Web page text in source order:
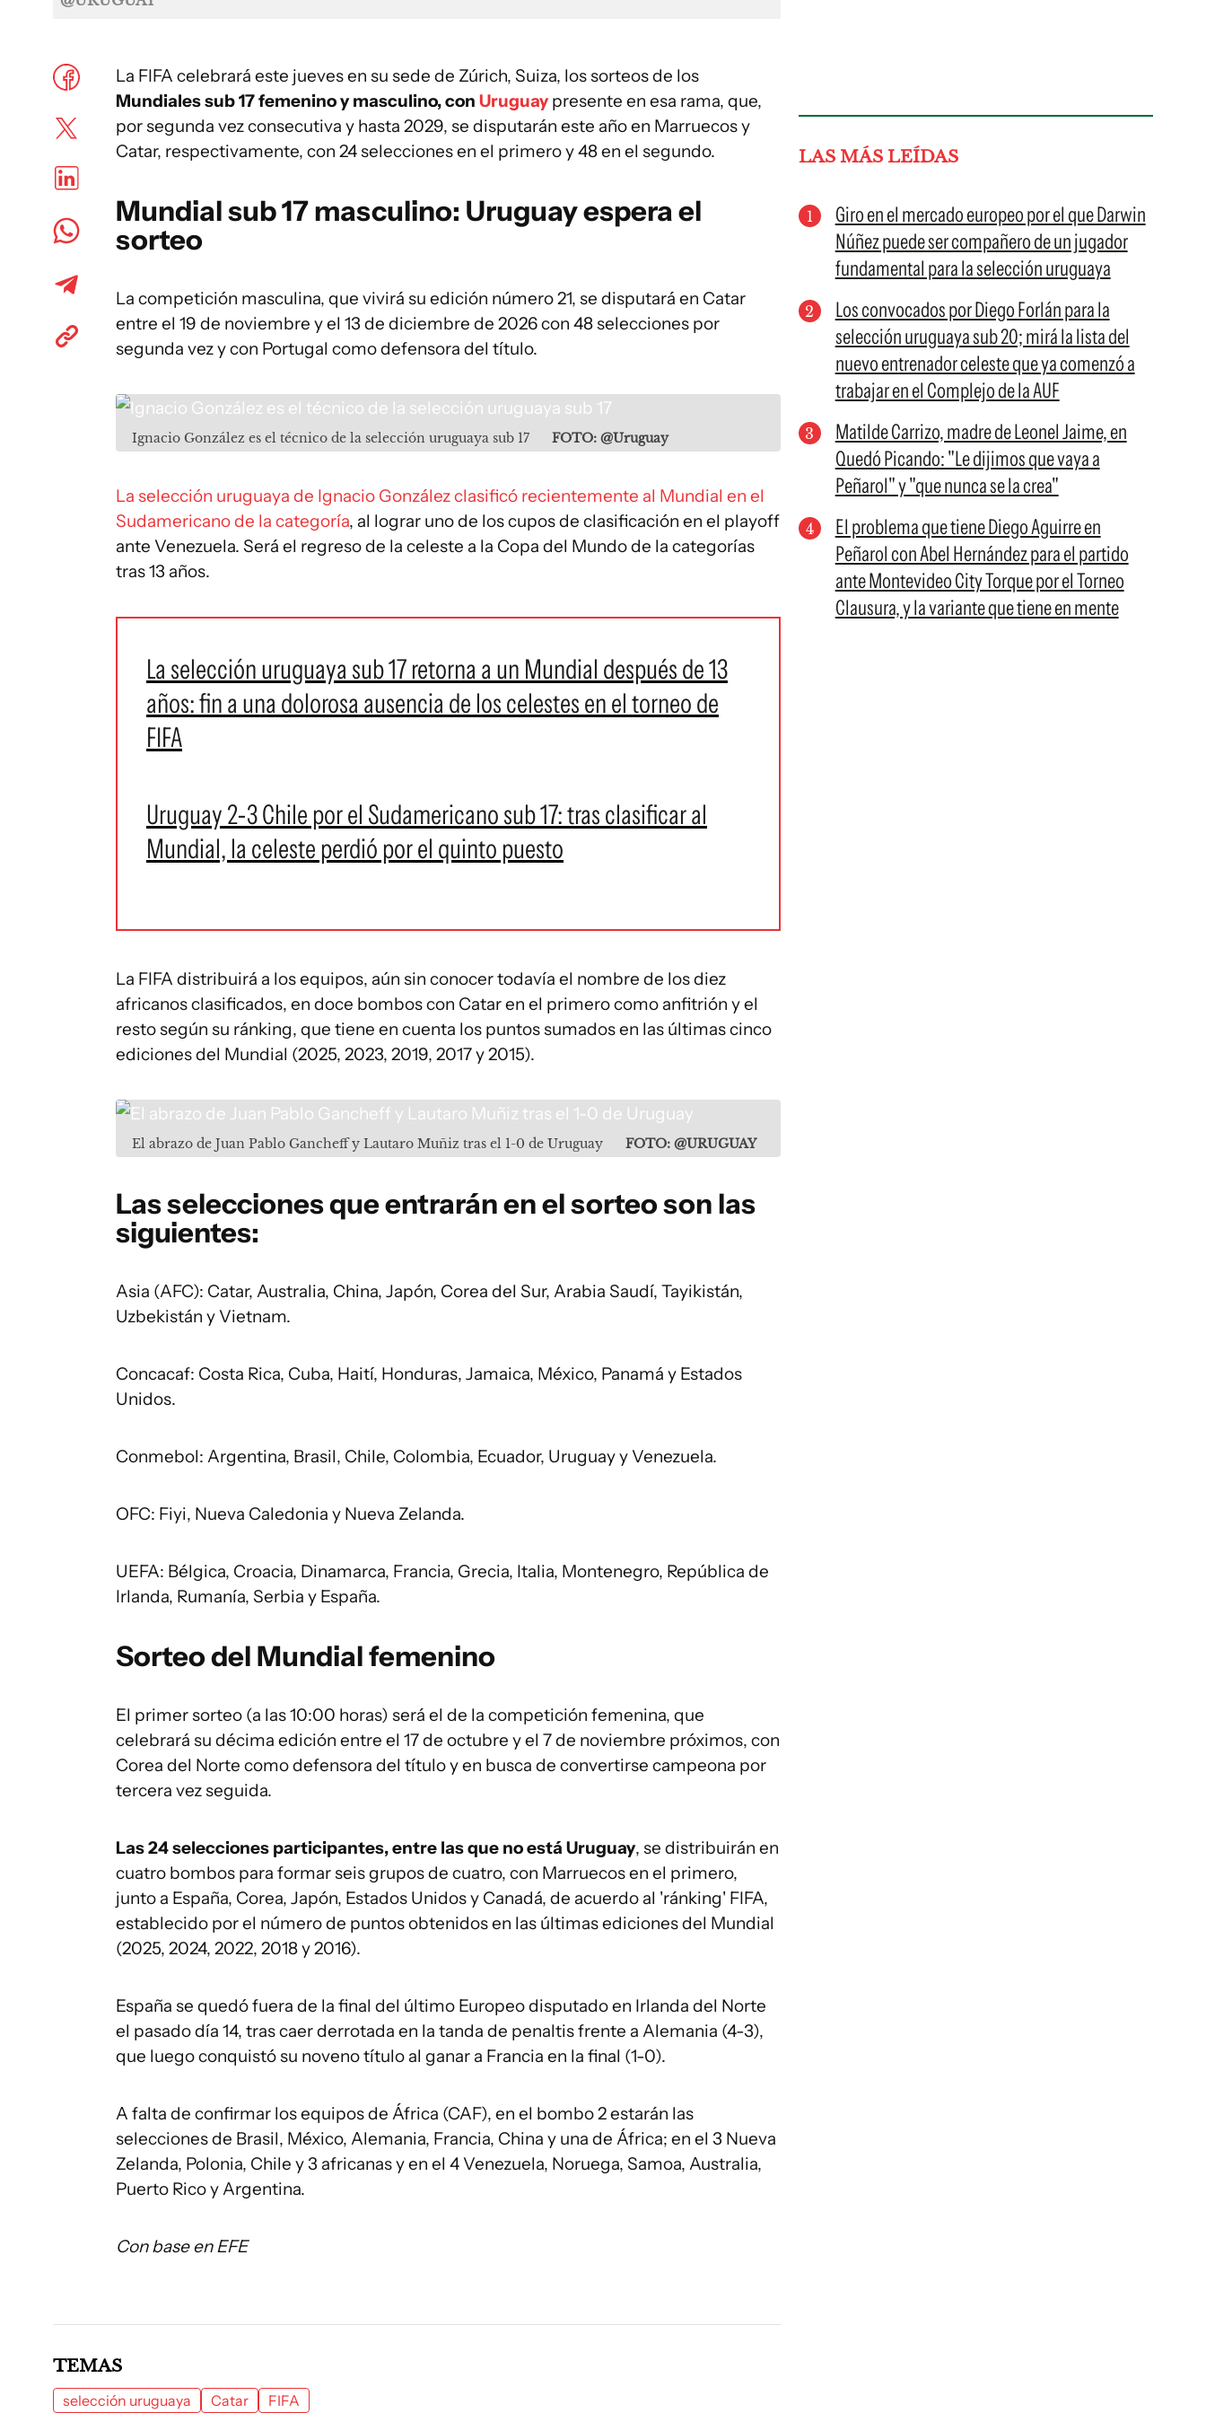
La FIFA celebrará este jueves en su sede de Zúrich, Suiza, los sorteos de los
Mundiales sub 17 femenino y masculino, con Uruguaypresente en esa rama, que,
por segunda vez consecutiva y hasta 2029, se disputarán este año en Marruecos y
Catar, respectivamente, con 24 selecciones en el primero y 48 en el segundo.
Mundial sub 17 masculino: Uruguay espera el
sorteo
La competición masculina, que vivirá su edición número 21, se disputará en Catar
entre el 19 de noviembre y el 13 de diciembre de 2026 con 48 selecciones por
segunda vez y con Portugal como defensora del título.
Ignacio González es el técnico de la selección uruguaya sub 17 FOTO: @Uruguay
La selección uruguaya de Ignacio González clasificó recientemente al Mundial en el
Sudamericano de la categoría, al lograr uno de los cupos de clasificación en el playoff
ante Venezuela. Será el regreso de la celeste a la Copa del Mundo de la categorías
tras 13 años.
La selección uruguaya sub 17 retorna a un Mundial después de 13
años: fin a una dolorosa ausencia de los celestes en el torneo de
FIFA
Uruguay 2-3 Chile por el Sudamericano sub 17: tras clasificar al
Mundial, la celeste perdió por el quinto puesto
La FIFA distribuirá a los equipos, aún sin conocer todavía el nombre de los diez
africanos clasificados, en doce bombos con Catar en el primero como anfitrión y el
resto según su ránking, que tiene en cuenta los puntos sumados en las últimas cinco
ediciones del Mundial (2025, 2023, 2019, 2017 y 2015).
El abrazo de Juan Pablo Gancheff y Lautaro Muñiz tras el 1-0 de Uruguay FOTO: @URUGUAY
Las selecciones que entrarán en el sorteo son las
siguientes:
Asia (AFC): Catar, Australia, China, Japón, Corea del Sur, Arabia Saudí, Tayikistán,
Uzbekistán y Vietnam.
Concacaf: Costa Rica, Cuba, Haití, Honduras, Jamaica, México, Panamá y Estados
Unidos.
Conmebol: Argentina, Brasil, Chile, Colombia, Ecuador, Uruguay y Venezuela.
OFC: Fiyi, Nueva Caledonia y Nueva Zelanda.
UEFA: Bélgica, Croacia, Dinamarca, Francia, Grecia, Italia, Montenegro, República de
Irlanda, Rumanía, Serbia y España.
Sorteo del Mundial femenino
El primer sorteo (a las 10:00 horas) será el de la competición femenina, que
celebrará su décima edición entre el 17 de octubre y el 7 de noviembre próximos, con
Corea del Norte como defensora del título y en busca de convertirse campeona por
tercera vez seguida.
Las 24 selecciones participantes, entre las que no está Uruguay, se distribuirán en
cuatro bombos para formar seis grupos de cuatro, con Marruecos en el primero,
junto a España, Corea, Japón, Estados Unidos y Canadá, de acuerdo al 'ránking' FIFA,
establecido por el número de puntos obtenidos en las últimas ediciones del Mundial
(2025, 2024, 2022, 2018 y 2016).
España se quedó fuera de la final del último Europeo disputado en Irlanda del Norte
el pasado día 14, tras caer derrotada en la tanda de penaltis frente a Alemania (4-3),
que luego conquistó su noveno título al ganar a Francia en la final (1-0).
A falta de confirmar los equipos de África (CAF), en el bombo 2 estarán las
selecciones de Brasil, México, Alemania, Francia, China y una de África; en el 3 Nueva
Zelanda, Polonia, Chile y 3 africanas y en el 4 Venezuela, Noruega, Samoa, Australia,
Puerto Rico y Argentina.
Con base en EFE
LAS MÁS LEÍDAS
Giro en el mercado europeo por el que Darwin
Núñez puede ser compañero de un jugador
fundamental para la selección uruguaya
Los convocados por Diego Forlán para la
selección uruguaya sub 20; mirá la lista del
nuevo entrenador celeste que ya comenzó a
trabajar en el Complejo de la AUF
Matilde Carrizo, madre de Leonel Jaime, en
Quedó Picando: "Le dijimos que vaya a
Peñarol" y "que nunca se la crea"
El problema que tiene Diego Aguirre en
Peñarol con Abel Hernández para el partido
ante Montevideo City Torque por el Torneo
Clausura, y la variante que tiene en mente
TEMAS
selección uruguaya Catar FIFA